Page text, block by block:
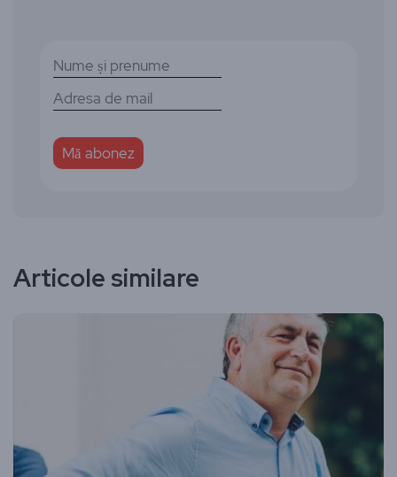
Articole similare